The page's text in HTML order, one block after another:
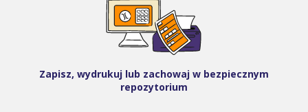
Zapisz, wydrukuj lub zachowaj w bezpiecznym
repozytorium